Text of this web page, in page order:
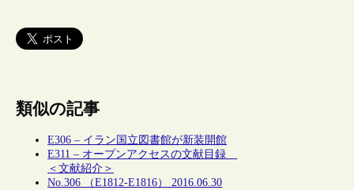
類似の記事
E306 – イラン国立図書館が新装開館
E311 – オープンアクセスの文献目録
＜文献紹介＞
No.306 （E1812-E1816） 2016.06.30